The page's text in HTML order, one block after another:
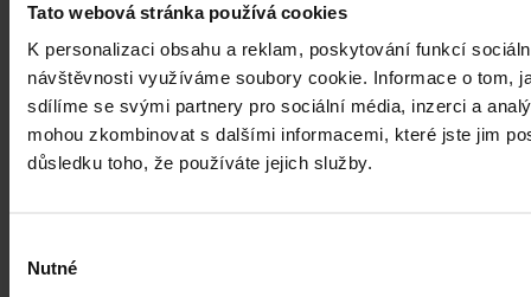
Tato webová stránka používá cookies
K personalizaci obsahu a reklam, poskytování funkcí
návštěvnosti využíváme soubory cookie. Informace o tom,
sdílíme se svými partnery pro sociální média, inzerci a
mohou zkombinovat s dalšími informacemi, které jste jim
důsledku toho, že používáte jejich služby.
souhlasu
Nutné
zpoždění, firmám bez jasného systému
přesto hrozí pokuty i doplacení mezd
Česko má podle Eurostatu jeden z nejvyšších rozdílů v odměňování
žen a mužů v EU – gender pay gap dosahuje okolo 18 %. Evropská
pravidla pro transparentní odměňování, jejichž cílem je narovnat
informační asymetrii na pracovním trhu a dlouhodobě tak přispět i